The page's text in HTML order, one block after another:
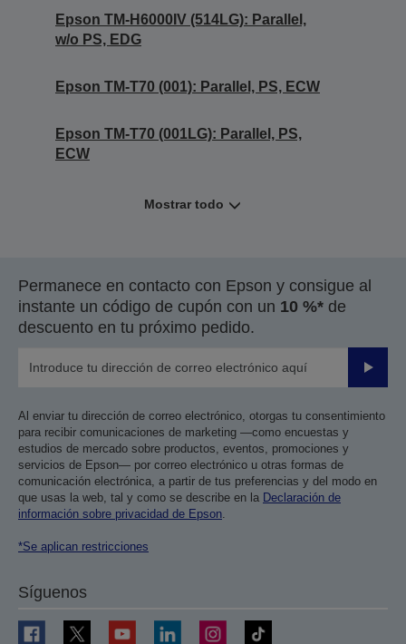
Epson TM-H6000IV (514LG): Parallel,
w/o PS, EDG
Epson TM-T70 (001): Parallel, PS, ECW
Epson TM-T70 (001LG): Parallel, PS,
ECW
Mostrar todo
Permanece en contacto con Epson y consigue al
instante un código de cupón con un 10 %* de
descuento en tu próximo pedido.
Enviar
Al enviar tu dirección de correo electrónico, otorgas tu consentimiento
para recibir comunicaciones de marketing —como encuestas y
estudios de mercado sobre productos, eventos, promociones y
servicios de Epson— por correo electrónico u otras formas de
comunicación electrónica, a partir de tus preferencias y del modo en
que usas la web, tal y como se describe en la Declaración de
información sobre privacidad de Epson.
*Se aplican restricciones
Síguenos